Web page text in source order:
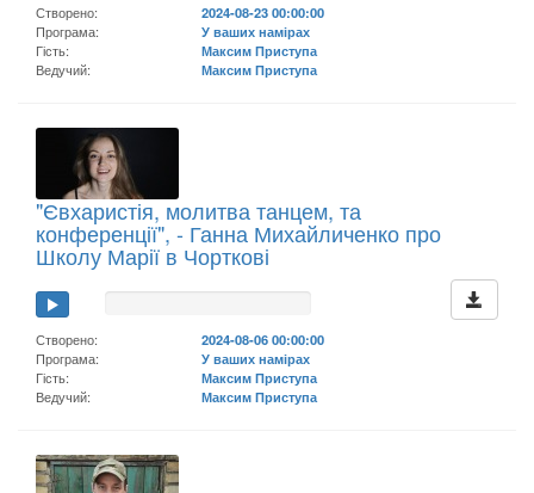
Створено:
2024-08-23 00:00:00
Програма:
У ваших намірах
Гість:
Максим Приступа
Ведучий:
Максим Приступа
"Євхаристія, молитва танцем, та
конференції", - Ганна Михайличенко про
Школу Марії в Чорткові
Створено:
2024-08-06 00:00:00
Програма:
У ваших намірах
Гість:
Максим Приступа
Ведучий:
Максим Приступа